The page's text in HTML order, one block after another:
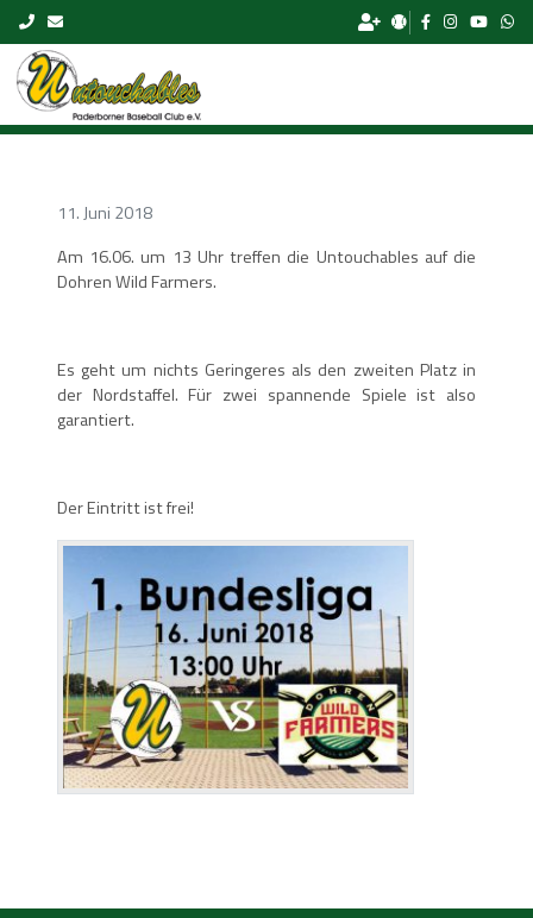
Skip to content
11. Juni 2018
Am 16.06. um 13 Uhr treffen die Untouchables auf die
Dohren Wild Farmers.
Es geht um nichts Geringeres als den zweiten Platz in
der Nordstaffel. Für zwei spannende Spiele ist also
garantiert.
Der Eintritt ist frei!